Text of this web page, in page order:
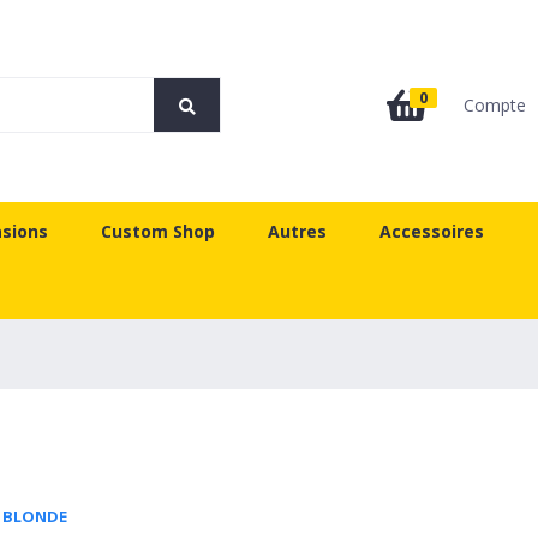
0 Compte
Custom Shop Autres Accessoires
BLONDE